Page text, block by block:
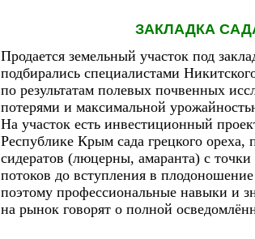
ЗАКЛАДКА
Продается земельный участок под
подбирались специалистами
по результатам полевых почвенных
потерями и максимальной
На участок есть инвестиционный
Республике Крым сада грецкого
сидератов (люцерны, амаранта) с
потоков до вступления в
поэтому профессиональные навыки и
на рынок говорят о полной